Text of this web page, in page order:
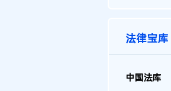
法律宝库
中国法库